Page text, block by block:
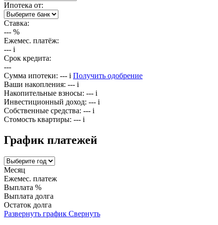
Ипотека от:
Ставка:
--- %
Ежемес. платёж:
--- i
Срок кредита:
---
Сумма ипотеки: --- i Получить одобрение
Ваши накопления: --- i
Накопительные взносы: --- i
Инвестиционный доход: --- i
Собственные средства: --- i
Стомость квартиры: --- i
График платежей
Месяц
Ежемес. платеж
Выплата %
Выплата долга
Остаток долга
Развернуть график Свернуть